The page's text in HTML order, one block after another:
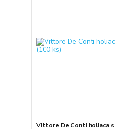
Vittore De Conti holiaca